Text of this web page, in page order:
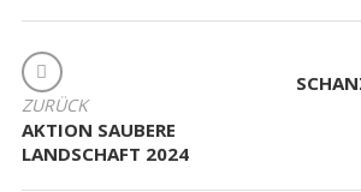
BEITRAGSNAVIGATION
ZURÜCK
AKTION SAUBERE
LANDSCHAFT 2024